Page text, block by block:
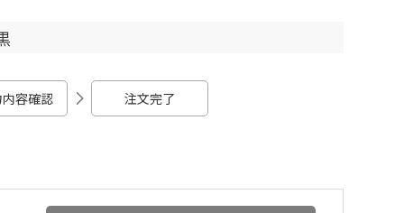
内容確認 注文完了